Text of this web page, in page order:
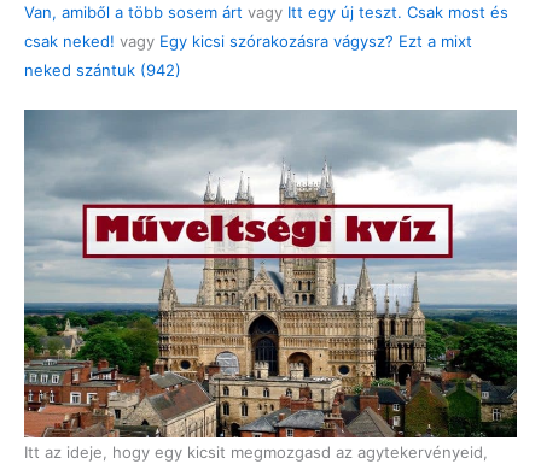
Van, amiből a több sosem árt vagy Itt egy új teszt. Csak most és
csak neked! vagy Egy kicsi szórakozásra vágysz? Ezt a mixt
neked szántuk (942)
Itt az ideje, hogy egy kicsit megmozgasd az agytekervényeid,